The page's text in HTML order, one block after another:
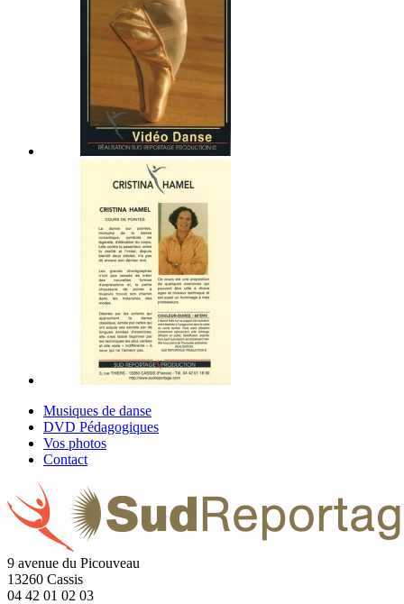
Musiques de danse
DVD Pédagogiques
Vos photos
Contact
9 avenue du Picouveau
13260 Cassis
04 42 01 02 03